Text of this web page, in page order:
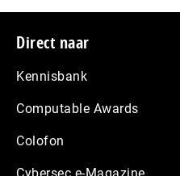
Footer
Direct naar
Kennisbank
Computable Awards
Colofon